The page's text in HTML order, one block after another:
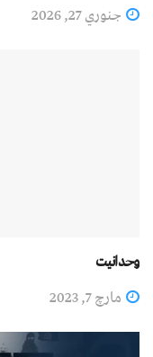
جنوري 27, 2026
وحدانیت
مارچ 7, 2023